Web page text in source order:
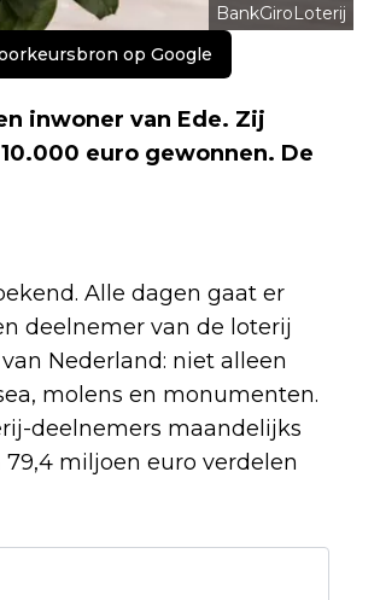
BankGiroLoterij
op Google
inwoner van Ede. Zij
euro gewonnen. De
Alle dagen gaat er
deelnemer van de loterij
Nederland: niet alleen
molens en monumenten.
deelnemers maandelijks
miljoen euro verdelen